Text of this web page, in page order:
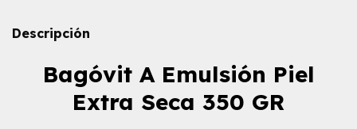
Descripción
Bagóvit A Emulsión Piel
Extra Seca 350 GR